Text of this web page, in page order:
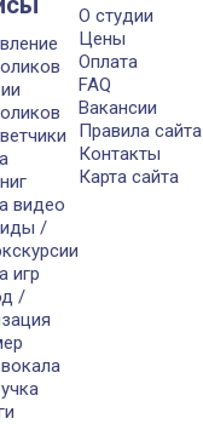
видео
/
игр
/
О студии
Цены
Оплата
FAQ
Вакансии
Правила сайта
Контакты
Карта сайта